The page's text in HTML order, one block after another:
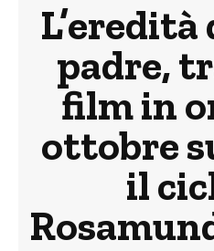
padre,
film in
ottobre
il